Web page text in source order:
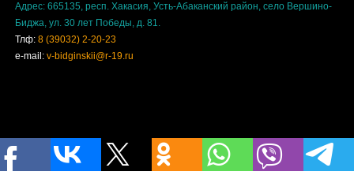
Адрес: 665135, респ. Хакасия, Усть-Абаканский район, село Вершино-
Биджа, ул. 30 лет Победы, д. 81.
Тлф: 8 (39032) 2-20-23
e-mail: v-bidginskii@r-19.ru